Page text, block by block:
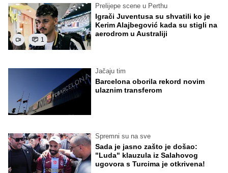
1
Prelijepe scene u Perthu
Igrači Juventusa su shvatili ko je
Kerim Alajbegović kada su stigli na
aerodrom u Australiji
Jačaju tim
Barcelona oborila rekord novim
ulaznim transferom
Spremni su na sve
Sada je jasno zašto je došao:
"Luda" klauzula iz Salahovog
ugovora s Turcima je otkrivena!